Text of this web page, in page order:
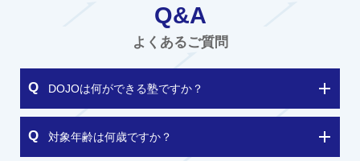
Q&A
よくあるご質問
DOJOは何ができる塾ですか？
対象年齢は何歳ですか？